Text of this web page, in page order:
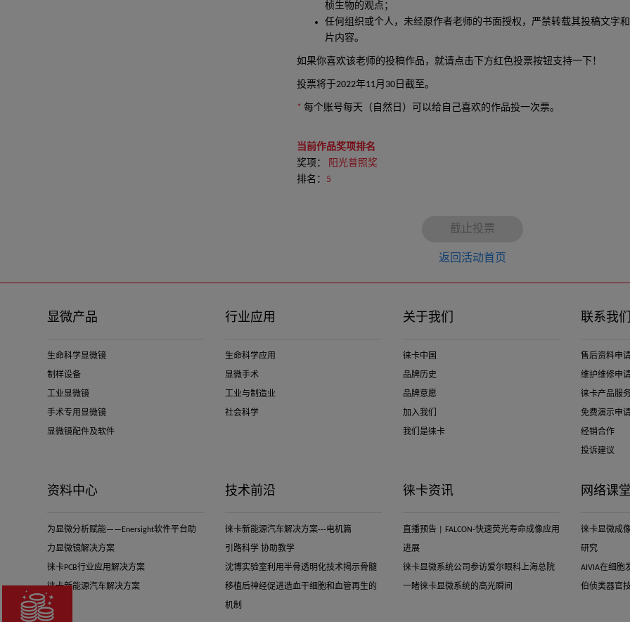
桢生物的观点；
任何组织或个人，未经原作者老师的书面授权，严禁转载其投稿文字
片内容。
如果你喜欢该老师的投稿作品，就请点击下方红色投票按钮支持一下！
投票将于2022年11月30日截至。
* 每个账号每天（自然日）可以给自己喜欢的作品投一次票。
当前作品奖项排名
奖项：
阳光普照奖
排名： 5
截止投票
返回活动首页
显微产品
生命科学显微镜
制样设备
工业显微镜
手术专用显微镜
显微镜配件及软件
行业应用
生命科学应用
显微手术
工业与制造业
社会科学
关于我们
徕卡中国
品牌历史
品牌意愿
加入我们
我们是徕卡
联系我
售后资料申
维护维修申
徕卡产品服
免费演示申
经销合作
投诉建议
资料中心
为显微分析赋能——Enersight软件平台助
力显微镜解决方案
徕卡PCB行业应用解决方案
徕卡新能源汽车解决方案
技术前沿
徕卡新能源汽车解决方案---电机篇
引路科学 协助教学
沈博实验室利用半骨透明化技术揭示骨髓
移植后神经促进造血干细胞和血管再生的
机制
徕卡资讯
直播预告 | FALCON-快速荧光寿命成像应用
进展
徕卡显微系统公司参访爱尔眼科上海总院
一睹徕卡显微系统的高光瞬间
网络课
徕卡显微成
研究
AIVIA在细胞
伯侦类器官